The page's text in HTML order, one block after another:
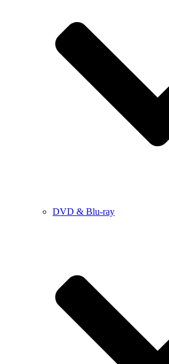
DVD & Blu-ray